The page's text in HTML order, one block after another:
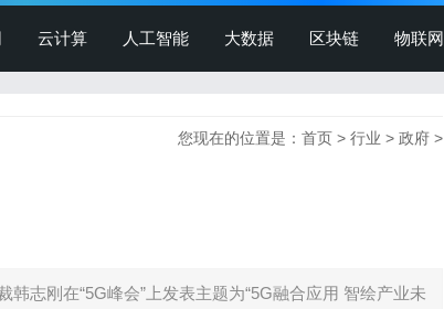
云计算 人工智能 大数据 区块链 物联网
您现在的位置是： 首页 > 行业 > 政府 >
志刚在“5G峰会”上发表主题为“5G融合应用 智绘产业未